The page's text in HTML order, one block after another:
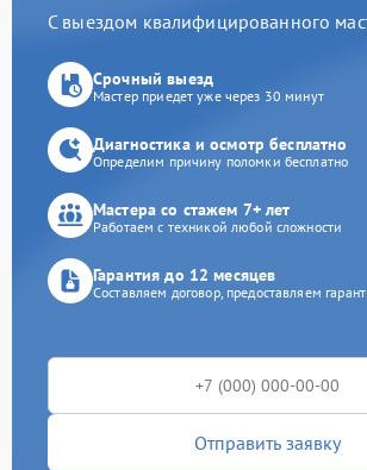
С выездом квалифицированного
Срочный выезд
Мастер приедет уже через 30 минут
Диагностика и осмотр бесплатно
Определим причину поломки бесплатно
Мастера со стажем 7+ лет
Работаем с техникой любой сложности
Гарантия до 12 месяцев
Составляем договор, предоставляем
Отправить заявку